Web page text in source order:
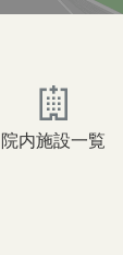
院内施設一覧